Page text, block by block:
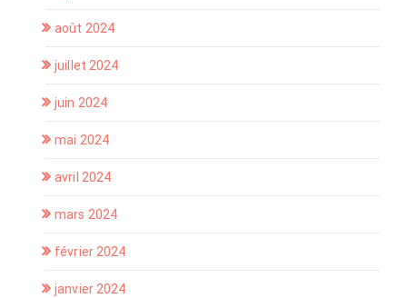
août 2024
juillet 2024
juin 2024
mai 2024
avril 2024
mars 2024
février 2024
janvier 2024